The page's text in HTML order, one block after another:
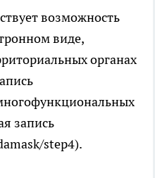
возможность
виде,
органах
запись
step4).